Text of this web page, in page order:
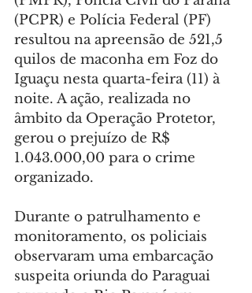
(PCPR) e Polícia Federal (PF)
resultou na apreensão de 521,5
quilos de maconha em Foz do
Iguaçu nesta quarta-feira (11) à
noite. A ação, realizada no
âmbito da Operação Protetor,
gerou o prejuízo de R$
1.043.000,00 para o crime
organizado.
Durante o patrulhamento e
monitoramento, os policiais
observaram uma embarcação
suspeita oriunda do Paraguai